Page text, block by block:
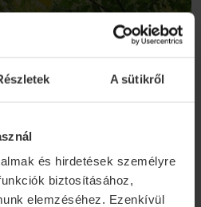
A sütikről
és hirdetések személyre
biztosításához,
elemzéséhez. Ezenkívül